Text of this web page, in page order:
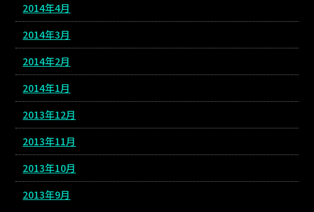
2014年4月
2014年3月
2014年2月
2014年1月
2013年12月
2013年11月
2013年10月
2013年9月